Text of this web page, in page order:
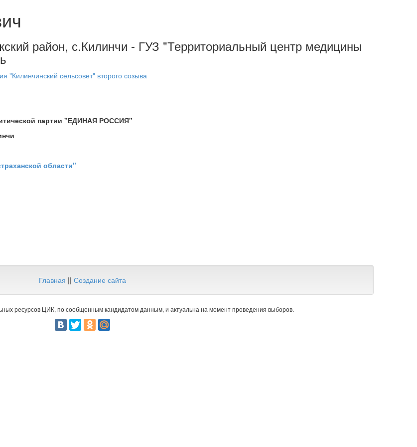
район, с.Килинчи - ГУЗ "Территориальный центр медицины
"Килинчинский сельсовет" второго созыва
партии "ЕДИНАЯ РОССИЯ"
области"
Главная || Создание сайта
ресурсов ЦИК, по сообщенным кандидатом данным, и актуальна на момент проведения выборов.